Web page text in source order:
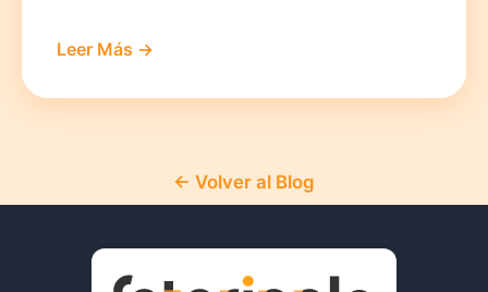
Leer Más →
← Volver al Blog